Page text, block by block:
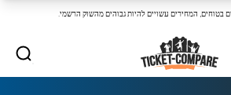
בטוחים, המחירים עשויים להיות גבוהים מהשוק הרשמי.